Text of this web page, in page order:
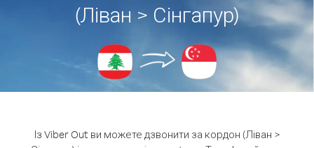
(Ліван > Сінгапур)
Із Viber Out ви можете дзвонити за кордон (Ліван >